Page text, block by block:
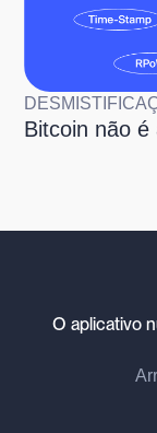
Bitcoin não
O aplicativo